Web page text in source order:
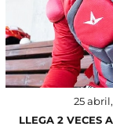
25
LLEGA 2 VECES